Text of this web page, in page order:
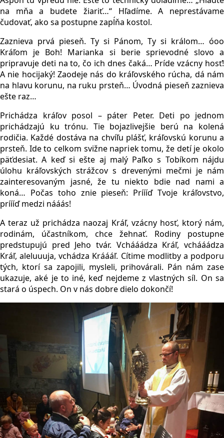
na mňa a budete žiariť…“ Hľadíme. A neprestávame
čudovať, ako sa postupne zapĺňa kostol.
Zaznieva prvá pieseň. Ty si Pánom, Ty si králom… óoo
Kráľom je Boh! Marianka si berie sprievodné slovo a
pripravuje deti na to, čo ich dnes čaká… Príde vzácny hosť!
A nie hocijaký! Zaodeje nás do kráľovského rúcha, dá nám
na hlavu korunu, na ruku prsteň… Úvodná pieseň zaznieva
ešte raz…
Prichádza kráľov posol – páter Peter. Deti po jednom
prichádzajú ku trónu. Tie bojazlivejšie berú na kolená
rodičia. Každé dostáva na chvíľu plášť, kráľovskú korunu a
prsteň. Ide to celkom svižne napriek tomu, že detí je okolo
päťdesiat. A keď si ešte aj malý Paľko s Tobíkom nájdu
úlohu kráľovských strážcov s drevenými mečmi je nám
zainteresovaným jasné, že tu niekto bdie nad nami a
koná… Počas toho znie pieseň: Príííď Tvoje kráľovstvo,
príííď medzi nááás!
A teraz už prichádza naozaj Kráľ, vzácny hosť, ktorý nám,
rodinám, účastníkom, chce žehnať. Rodiny postupne
predstupujú pred Jeho tvár. Vchááádza Kráľ, vchááádza
Kráľ, aleluuuja, vchádza Kráááľ. Cítime modlitby a podporu
tých, ktorí sa zapojili, mysleli, prihovárali. Pán nám zase
ukazuje, aké je to iné, keď nejdeme z vlastných síl. On sa
stará o úspech. On v nás dobre dielo dokončí!